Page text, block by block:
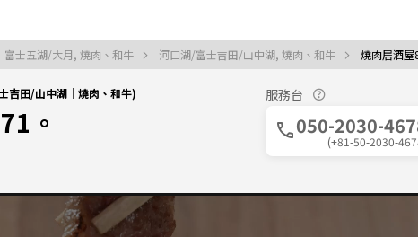
富士五湖/大月, 燒肉、和牛 河口湖/富士吉田/山中湖, 燒肉、和牛 燒肉居酒屋
吉田/山中湖｜燒肉、和牛)
。
服務台
050-2030-
(+81-50-2030-